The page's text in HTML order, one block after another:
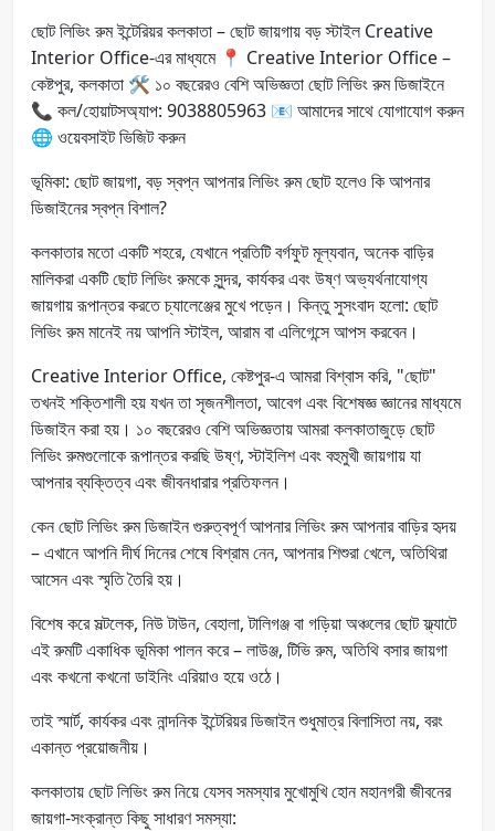
ছোট লিভিং রুম ইন্টেরিয়র কলকাতা – ছোট জায়গায় বড় স্টাইল Creative
Interior Office-এর মাধ্যমে 📍 Creative Interior Office –
কেষ্টপুর, কলকাতা 🛠️ ১০ বছরেরও বেশি অভিজ্ঞতা ছোট লিভিং রুম ডিজাইনে
📞 কল/হোয়াটসঅ্যাপ: 9038805963 📧 আমাদের সাথে যোগাযোগ করুন
🌐 ওয়েবসাইট ভিজিট করুন
ভূমিকা: ছোট জায়গা, বড় স্বপ্ন আপনার লিভিং রুম ছোট হলেও কি আপনার
ডিজাইনের স্বপ্ন বিশাল?
কলকাতার মতো একটি শহরে, যেখানে প্রতিটি বর্গফুট মূল্যবান, অনেক বাড়ির
মালিকরা একটি ছোট লিভিং রুমকে সুন্দর, কার্যকর এবং উষ্ণ অভ্যর্থনাযোগ্য
জায়গায় রূপান্তর করতে চ্যালেঞ্জের মুখে পড়েন। কিন্তু সুসংবাদ হলো: ছোট
লিভিং রুম মানেই নয় আপনি স্টাইল, আরাম বা এলিগেন্সে আপস করবেন।
Creative Interior Office, কেষ্টপুর-এ আমরা বিশ্বাস করি, "ছোট"
তখনই শক্তিশালী হয় যখন তা সৃজনশীলতা, আবেগ এবং বিশেষজ্ঞ জ্ঞানের মাধ্যমে
ডিজাইন করা হয়। ১০ বছরেরও বেশি অভিজ্ঞতায় আমরা কলকাতাজুড়ে ছোট
লিভিং রুমগুলোকে রূপান্তর করছি উষ্ণ, স্টাইলিশ এবং বহুমুখী জায়গায় যা
আপনার ব্যক্তিত্ব এবং জীবনধারার প্রতিফলন।
কেন ছোট লিভিং রুম ডিজাইন গুরুত্বপূর্ণ আপনার লিভিং রুম আপনার বাড়ির হৃদয়
– এখানে আপনি দীর্ঘ দিনের শেষে বিশ্রাম নেন, আপনার শিশুরা খেলে, অতিথিরা
আসেন এবং স্মৃতি তৈরি হয়।
বিশেষ করে সল্টলেক, নিউ টাউন, বেহালা, টালিগঞ্জ বা গড়িয়া অঞ্চলের ছোট ফ্ল্যাটে
এই রুমটি একাধিক ভূমিকা পালন করে – লাউঞ্জ, টিভি রুম, অতিথি বসার জায়গা
এবং কখনো কখনো ডাইনিং এরিয়াও হয়ে ওঠে।
তাই স্মার্ট, কার্যকর এবং নান্দনিক ইন্টেরিয়র ডিজাইন শুধুমাত্র বিলাসিতা নয়, বরং
একান্ত প্রয়োজনীয়।
কলকাতায় ছোট লিভিং রুম নিয়ে যেসব সমস্যার মুখোমুখি হোন মহানগরী জীবনের
জায়গা-সংক্রান্ত কিছু সাধারণ সমস্যা: